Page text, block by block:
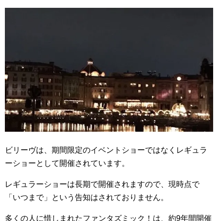
ビリーヴは、期間限定のイベントショーではなくレギュラ
ーショーとして開催されています。
レギュラーショーは長期で開催されますので、現時点で
「いつまで」という告知はされておりません。
多くの人に惜しまれたファンタズミック！は、約9年間開催